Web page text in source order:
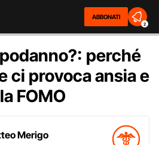
ABBONATI
2
perché
ci provoca ansia e
FOMO
Merigo